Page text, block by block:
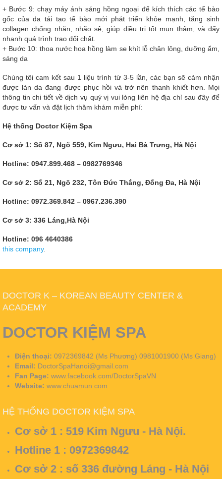
+ Bước 9: chạy máy ánh sáng hồng ngoại để kích thích các tế bào
gốc của da tái tạo tế bào mới phát triển khỏe mạnh, tăng sinh
collagen chống nhăn, nhão sệ, giúp điều trị tốt mụn thâm, và đẩy
nhanh quá trình trao đổi chất.
+ Bước 10: thoa nước hoa hồng làm se khít lỗ chân lông, dưỡng ẩm,
sáng da
Chúng tôi cam kết sau 1 liệu trình từ 3-5 lần, các bạn sẽ cảm nhận
được làn da đang được phục hồi và trở nên thanh khiết hơn. Mọi
thông tin chi tiết về dịch vụ quý vị vui lòng liên hệ địa chỉ sau đây để
được tư vấn và đặt lịch thăm khám miễn phí:
Hệ thống Doctor Kiệm Spa
Cơ sở 1: Số 87, Ngõ 559, Kim Ngưu, Hai Bà Trưng, Hà Nội
Hotline: 0947.899.468 – 0982769346
Cơ sở 2: Số 21, Ngõ 232, Tôn Đức Thắng, Đống Đa, Hà Nội
Hotline: 0972.369.842 – 0967.236.390
Cơ sở 3: 336 Láng,Hà Nội
Hotline: 096 4640386
this company.
DOCTOR K – KOREAN BEAUTY CENTER &
ACADEMY
DOCTOR KIỆM SPA
Điện thoại: 0972369842 (Ms Phương) 0981001900 (Ms Giang)
Email: DoctorSpaHanoi@gmail.com
Fan Page: www.facebook.com/DoctorSpaVN
Website: www.chuamun.com
HỆ THỐNG DOCTOR KIỆM SPA
Cơ sở 1 : 519 Kim Ngưu - Hà Nội.
Hotline 1 : 0972369842
Cơ sở 2 : số 336 đường Láng - Hà Nội